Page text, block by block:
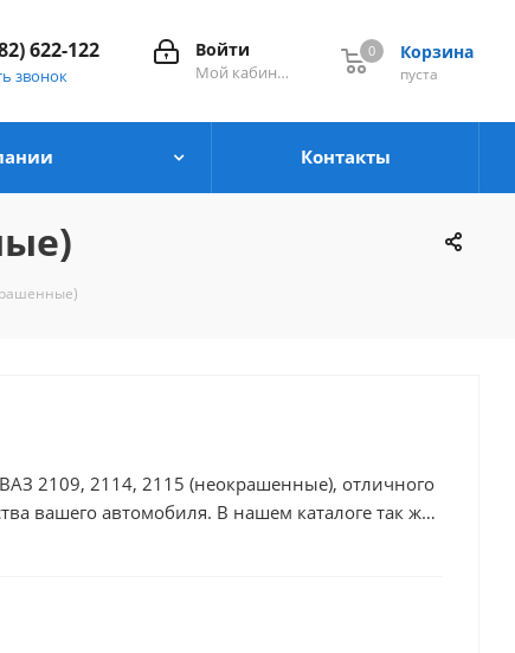
Корзина
0
пуста
0
Войти
Мой кабинет
622-122
звонок
Контакты
2109, 2114, 2115 (неокрашенные), отличного
В нашем каталоге так же
для внешнего тюнинга автомобиля.